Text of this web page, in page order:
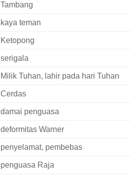
Tambang
kaya teman
Ketopong
serigala
Milik Tuhan, lahir pada hari Tuhan
Cerdas
damai penguasa
deformitas Warner
penyelamat, pembebas
penguasa Raja